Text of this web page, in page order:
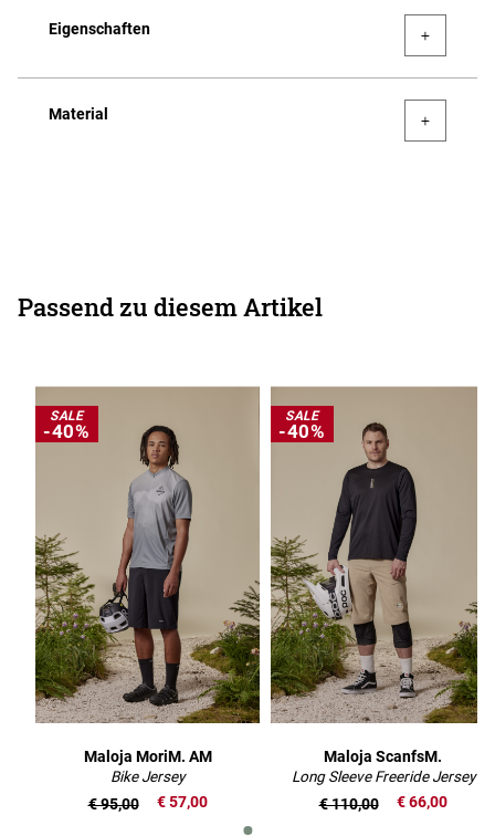
Eigenschaften
Material
Passend zu diesem Artikel
SALE
-40%
Maloja MoriM. AM
Bike Jersey
€ 57,00
€ 95,00
SALE
-40%
Maloja ScanfsM.
Long Sleeve Freeride Jersey
€ 66,00
€ 110,00